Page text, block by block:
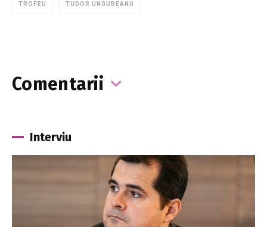
TROFEU TUDOR UNGUREANU
Comentarii
Interviu